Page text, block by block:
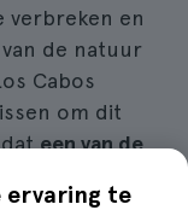
verbreken en
de natuur
Cabos
om dit
dateen van de
ervaring te